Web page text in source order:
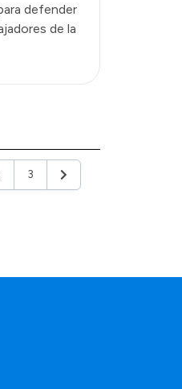
defender
de la
3 Siguiente